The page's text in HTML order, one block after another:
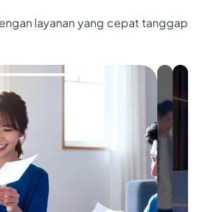
layanan yang cepat tanggap